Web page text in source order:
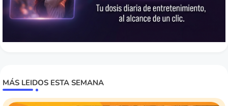
MÁS LEIDOS ESTA SEMANA